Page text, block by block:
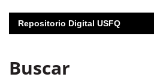
Repositorio Digital USFQ
Buscar